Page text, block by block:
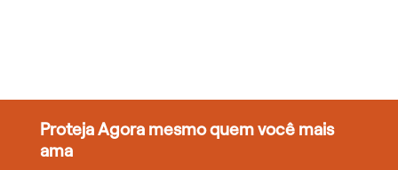
Proteja Agora mesmo quem você mais
ama